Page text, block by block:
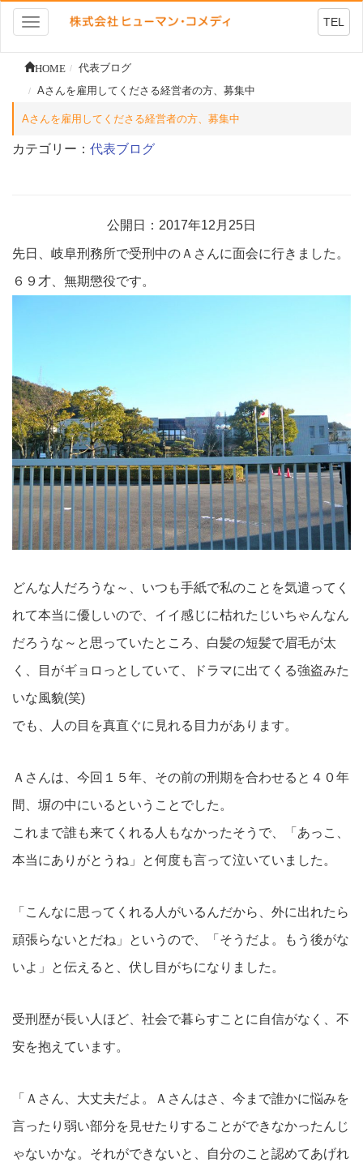
Toggle
navigation
TEL
HOME
代表ブログ
Aさんを雇用してくださる経営者の方、募集中
Aさんを雇用してくださる経営者の方、募集中
カテゴリー： 代表ブログ
公開日：2017年12月25日
先日、岐阜刑務所で受刑中のＡさんに面会に行きました。
６９才、無期懲役です。
どんな人だろうな～、いつも手紙で私のことを気遣ってく
れて本当に優しいので、イイ感じに枯れたじいちゃんなん
だろうな～と思っていたところ、白髪の短髪で眉毛が太
く、目がギョロっとしていて、ドラマに出てくる強盗みた
いな風貌(笑)
でも、人の目を真直ぐに見れる目力があります。
Ａさんは、今回１５年、その前の刑期を合わせると４０年
間、塀の中にいるということでした。
これまで誰も来てくれる人もなかったそうで、「あっこ、
本当にありがとうね」と何度も言って泣いていました。
「こんなに思ってくれる人がいるんだから、外に出れたら
頑張らないとだね」というので、「そうだよ。もう後がな
いよ」と伝えると、伏し目がちになりました。
受刑歴が長い人ほど、社会で暮らすことに自信がなく、不
安を抱えています。
「Ａさん、大丈夫だよ。Ａさんはさ、今まで誰かに悩みを
言ったり弱い部分を見せたりすることができなかったんじ
ゃないかな。それができないと、自分のこと認めてあげれ